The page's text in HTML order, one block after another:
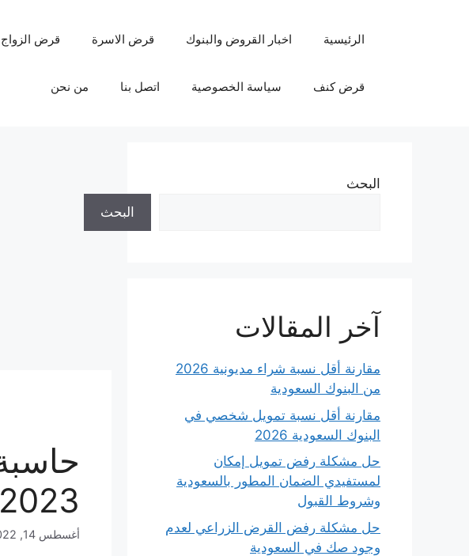
الرئيسية اخبار القروض والبنوك قرض الاسرة قرض الزواج
قرض كنف سياسة الخصوصية اتصل بنا من نحن
2023 وشروط تقسيط سيارات الراجحي
أغسطس 14, 2022
البحث
البحث
آخر المقالات
مقارنة أقل نسبة شراء مديونية 2026
من البنوك السعودية
مقارنة أقل نسبة تمويل شخصي في
البنوك السعودية 2026
حل مشكلة رفض تمويل إمكان
لمستفيدي الضمان المطور بالسعودية
وشروط القبول
حل مشكلة رفض القرض الزراعي لعدم
وجود صك في السعودية